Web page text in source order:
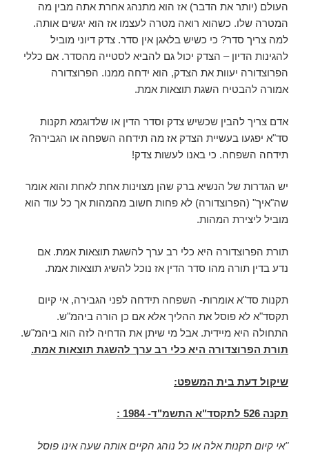
העולם (יותר את הדבר) אז הוא מתנהג אחרת אתה מבין מה
המטרה שלו. כשהוא רואה מטרה לעצמו אז הוא יגשים אותה.
למה צריך סדר? כי כשיש בלאגן אין סדר. צדק דיוני מוביל
להגינות הדיון – הצדק יכול גם להביא לסטייה מהסדר. אם כללי
הפרוצדורה יעוות את הצדק, הוא ידחה ממנו. הפרוצדורה
אמורה להבטיח השגת תוצאות אמת.
אדם צריך להבין שכשיש צדק וסדר הדין או שלדוגמא תקנות
סד"א יפגעו בעשיית הצדק אז מה תידחה השפחה או הגבירה?
תידחה השפחה. כי באנו לעשות צדק!
יש הגדרות של הנשיא ברק שהן מצוינות אחת לאחת והוא אומר
שה"איך" (הפרוצדורה) לא פחות חשוב מהמהות אך כל עוד הוא
מוביל ליצירת המהות.
תורת הפרוצדורה היא כלי רב ערך להשגת תוצאות אמת. אם
נדע בדין תורה מהו סדר הדין אז נוכל להשיג תוצאות אמת.
תקנות סד"א אומרות- השפחה תידחה לפני הגבירה, אי קיום
תקסד"א לא פוסל את ההליך אלא אם כן הורה ביהמ"ש.
התחולה היא מיידית. אבל מי שיתן את הדחיה לזה הוא ביהמ"ש.
תורת הפרוצדורה היא כלי רב ערך להשגת תוצאות אמת.
שיקול דעת בית המשפט:
תקנה 526 לתקסד"א התשמ"ד- 1984 :
"אי קיום תקנות אלה או כל נוהג הקיים אותה שעה אינו פוסל